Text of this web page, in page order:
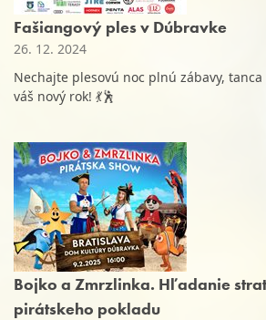
Fašiangový ples v Dúbravke
26. 12. 2024
Nechajte plesovú noc plnú zábavy,
váš nový rok! 💃🕺
Bojko a Zmrzlinka. Hľadanie
pirátskeho pokladu